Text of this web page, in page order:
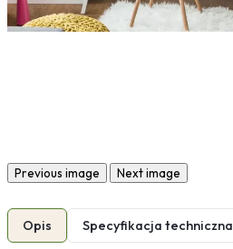
Previous image Next image
Opis Specyfikacja techniczna